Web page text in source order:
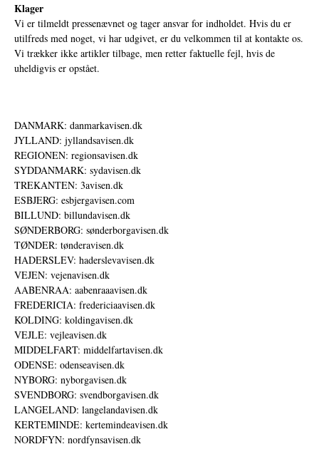
Klager
Vi er tilmeldt pressenævnet og tager ansvar for indholdet. Hvis du er
utilfreds med noget, vi har udgivet, er du velkommen til at kontakte os.
Vi trækker ikke artikler tilbage, men retter faktuelle fejl, hvis de
uheldigvis er opstået.
DANMARK: danmarkavisen.dk
JYLLAND: jyllandsavisen.dk
REGIONEN: regionsavisen.dk
SYDDANMARK: sydavisen.dk
TREKANTEN: 3avisen.dk
ESBJERG: esbjergavisen.com
BILLUND: billundavisen.dk
SØNDERBORG: sønderborgavisen.dk
TØNDER: tønderavisen.dk
HADERSLEV: haderslevavisen.dk
VEJEN: vejenavisen.dk
AABENRAA: aabenraaavisen.dk
FREDERICIA: fredericiaavisen.dk
KOLDING: koldingavisen.dk
VEJLE: vejleavisen.dk
MIDDELFART: middelfartavisen.dk
ODENSE: odenseavisen.dk
NYBORG: nyborgavisen.dk
SVENDBORG: svendborgavisen.dk
LANGELAND: langelandavisen.dk
KERTEMINDE: kertemindeavisen.dk
NORDFYN: nordfynsavisen.dk